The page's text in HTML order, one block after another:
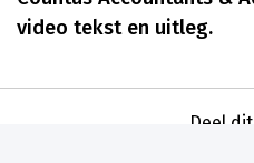
video tekst en uitleg.
Deel